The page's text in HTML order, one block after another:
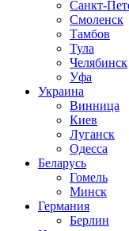
Санкт-
Смоленск
Тамбов
Тула
Челябинск
Уфа
Украина
Винница
Киев
Луганск
Одесса
Беларусь
Гомель
Минск
Германия
Берлин